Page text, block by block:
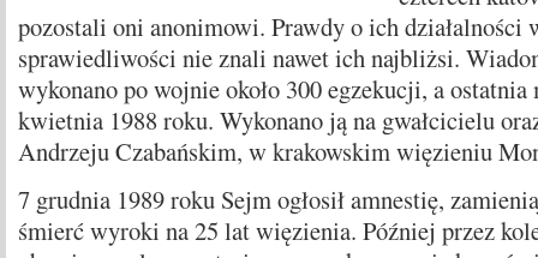
pozostali oni anonimowi. Prawdy o ich działalności
sprawiedliwości nie znali nawet ich najbliżsi.
wykonano po wojnie około 300 egzekucji, a ostatnia
kwietnia 1988 roku. Wykonano ją na gwałcicielu
Andrzeju Czabańskim, w krakowskim więzieniu
7 grudnia 1989 roku Sejm ogłosił amnestię,
śmierć wyroki na 25 lat więzienia. Później przez